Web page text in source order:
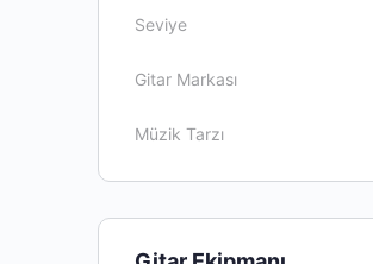
Seviye
Gitar Markası
Müzik Tarzı